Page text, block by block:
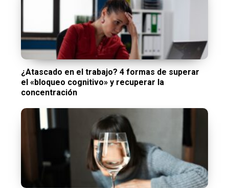
¿Atascado en el trabajo? 4 formas de superar
el «bloqueo cognitivo» y recuperar la
concentración